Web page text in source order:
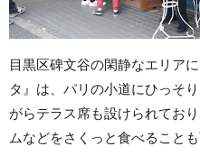
目黒区碑文谷の閑静なエリア
タ』は、パリの小道にひっそ
がらテラス席も設けられてお
ムなどをさくっと食べることも